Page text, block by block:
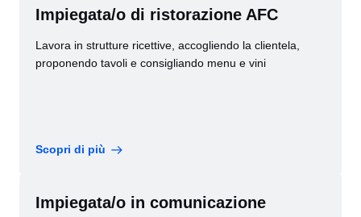
Impiegata/o di ristorazione AFC
Lavora in strutture ricettive, accogliendo la clientela,
proponendo tavoli e consigliando menu e vini
Scopri di più
Impiegata/o in comunicazione